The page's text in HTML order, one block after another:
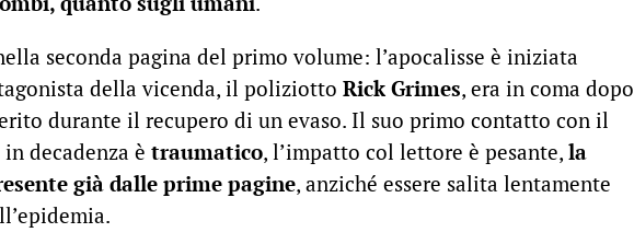
seconda pagina del primo volume: l’apocalisse è iniziata
della vicenda, il poliziotto Rick Grimes, era in coma dopo
durante il recupero di un evaso. Il suo primo contatto con il
decadenza è traumatico, l’impatto col lettore è pesante, la
già dalle prime pagine, anziché essere salita lentamente